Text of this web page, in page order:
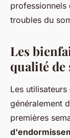
professionnels
troubles du
Les
qualité
Les
généralement
premières